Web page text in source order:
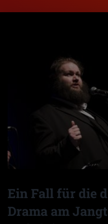
Ein Fall für die
Drama am